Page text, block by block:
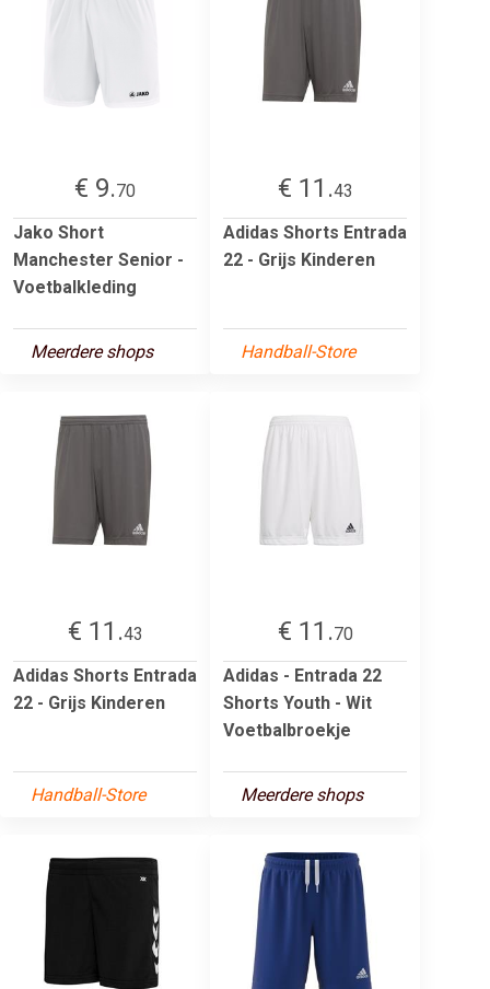
€ 9.70
Jako Short
Manchester Senior -
Voetbalkleding
Meerdere shops
€ 11.43
Adidas Shorts Entrada
22 - Grijs Kinderen
Handball-Store
€ 11.43
Adidas Shorts Entrada
22 - Grijs Kinderen
Handball-Store
€ 11.70
Adidas - Entrada 22
Shorts Youth - Wit
Voetbalbroekje
Meerdere shops